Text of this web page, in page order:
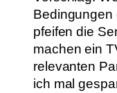
Bedingungen
pfeifen die
machen ein
relevanten
ich mal